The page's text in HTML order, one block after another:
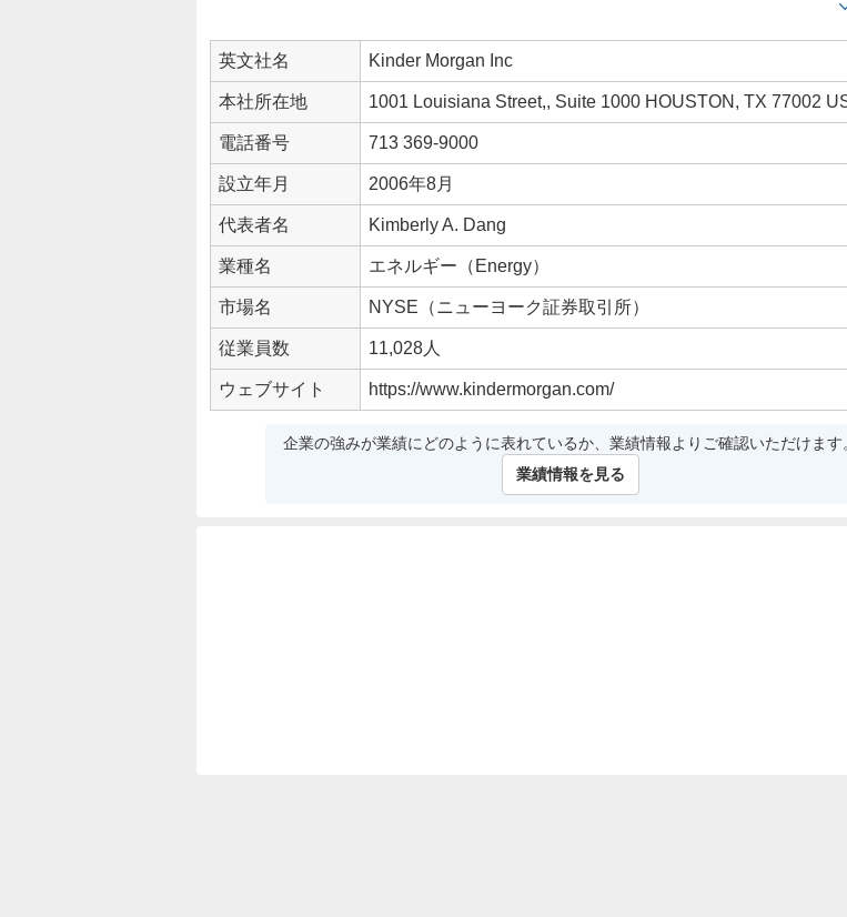
企
業
情
報
英文社名 Kinder Morgan Inc
本社所在地 1001 Louisiana Street,, Suite 1000 HOUSTON, TX 77002
電話番号 713 369-9000
設立年月 2006年8月
代表者名 Kimberly A. Dang
業種名 エネルギー（Energy）
市場名 NYSE（ニューヨーク証券取引所）
従業員数 11,028人
ウェブサイト https://www.kindermorgan.com/
企業の強みが業績にどのように表れているか、業績情報よりご確認いただけます
業績情報を見る